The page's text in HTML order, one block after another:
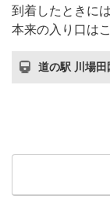
到着したときに
本来の入り口は
道の駅 川場